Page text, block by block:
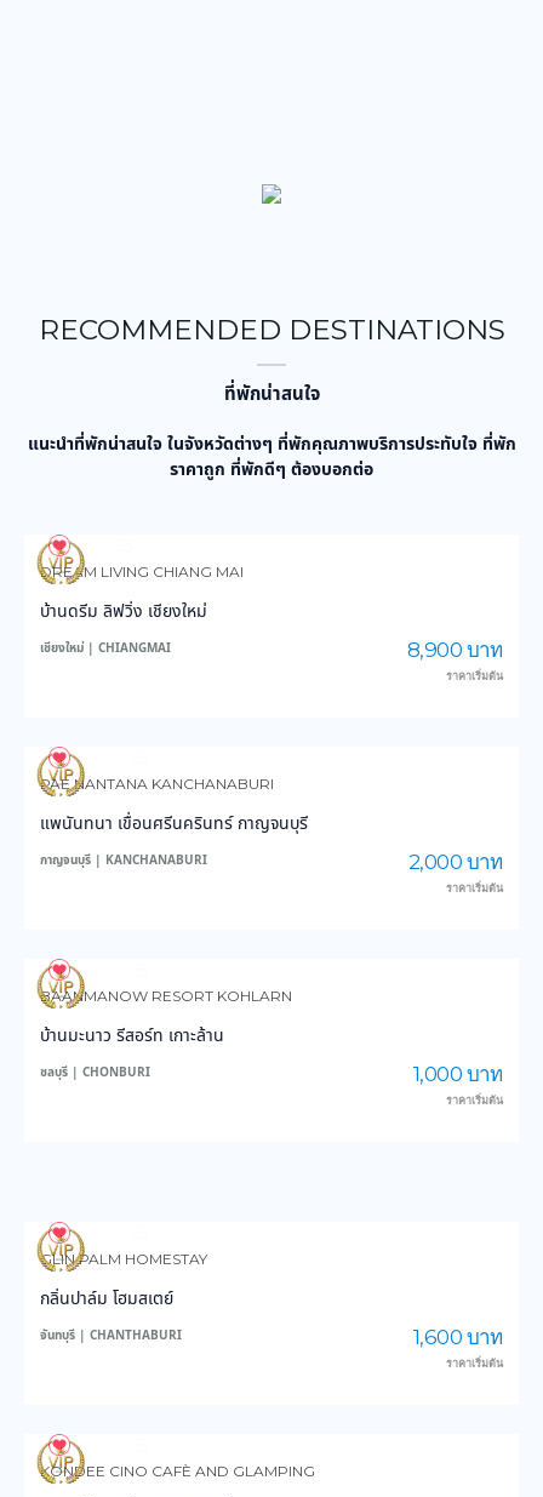
RECOMMENDED DESTINATIONS
ที่พักน่าสนใจ
แนะนำที่พักน่าสนใจ ในจังหวัดต่างๆ ที่พักคุณภาพบริการประทับใจ ที่พัก
ราคาถูก ที่พักดีๆ ต้องบอกต่อ
978
DREAM LIVING CHIANG MAI
บ้านดรีม ลิฟวิ่ง เชียงใหม่
เชียงใหม่ | CHIANGMAI 8,900 บาท
ราคาเริ่มต้น
3,882
PAE NANTANA KANCHANABURI
แพนันทนา เขื่อนศรีนครินทร์ กาญจนบุรี
กาญจนบุรี | KANCHANABURI 2,000 บาท
ราคาเริ่มต้น
4,083
BAANMANOW RESORT KOHLARN
บ้านมะนาว รีสอร์ท เกาะล้าน
ชลบุรี | CHONBURI 1,000 บาท
ราคาเริ่มต้น
3,775
GLIN PALM HOMESTAY
กลิ่นปาล์ม โฮมสเตย์
จันทบุรี | CHANTHABURI 1,600 บาท
ราคาเริ่มต้น
3,183
KONDEE CINO CAFÈ AND GLAMPING